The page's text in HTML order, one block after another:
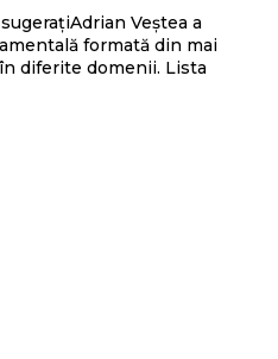
Veștea a
formată din mai
diferite domenii. Lista